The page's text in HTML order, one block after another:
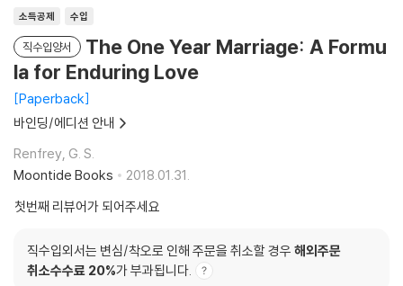
소득공제 수입
직수입양서
The One Year Marriage: A Formu
la for Enduring Love
Paperback
바인딩/에디션 안내
Renfrey, G. S.
Moontide Books
2018.01.31.
첫번째 리뷰어가 되어주세요
직수입외서는 변심/착오로 인해 주문을 취소할 경우 해외주문
취소수수료 20%가 부과됩니다.